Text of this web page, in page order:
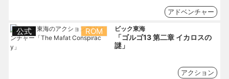
アドベンチャー
公式 ROM ビック東海
「ゴルゴ13 第二章 イカロスの
謎」
アクション